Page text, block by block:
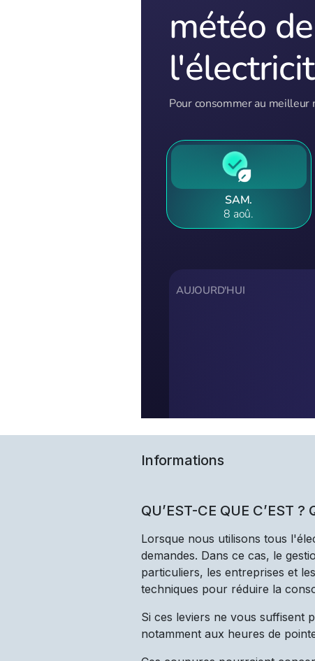
Informations
QU’EST-CE QUE C’EST
Lorsque nous utilisons tous
demandes. Dans ce cas, le
particuliers, les entreprises et
techniques pour réduire la
Si ces leviers ne vous suffisent
notamment aux heures de